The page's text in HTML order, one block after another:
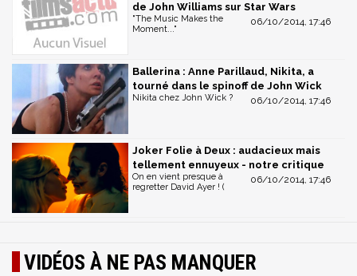
de John Williams sur Star Wars
06/10/2014, 17:46
"The Music Makes the
Moment..."
Ballerina : Anne Parillaud, Nikita, a
tourné dans le spinoff de John Wick
06/10/2014, 17:46
Nikita chez John Wick ?
Joker Folie à Deux : audacieux mais
tellement ennuyeux - notre critique
06/10/2014, 17:46
On en vient presque à
regretter David Ayer ! (
VIDÉOS À NE PAS MANQUER